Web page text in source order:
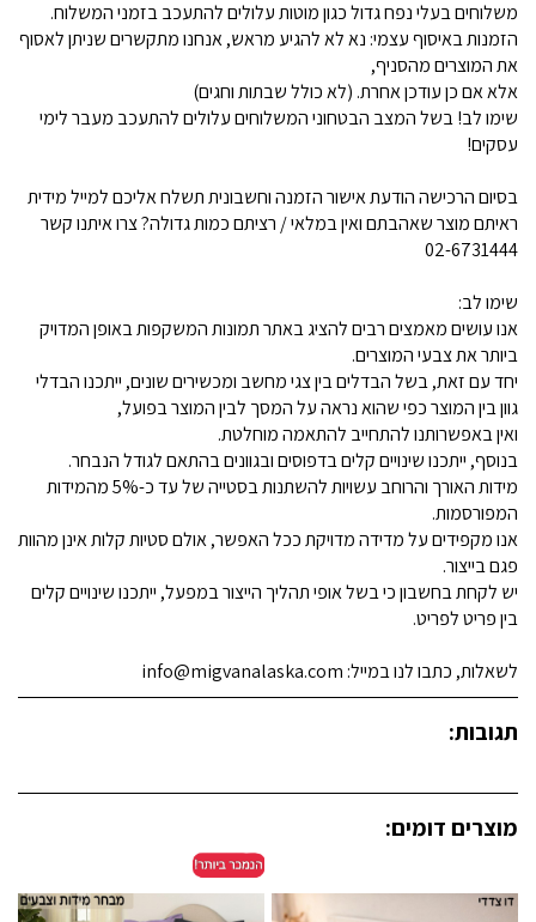
משלוחים בעלי נפח גדול כגון מוטות עלולים להתעכב בזמני המשלוח.
הזמנות באיסוף עצמי: נא לא להגיע מראש, אנחנו מתקשרים שניתן לאסוף
את המוצרים מהסניף,
אלא אם כן עודכן אחרת. (לא כולל שבתות וחגים)
שימו לב! בשל המצב הבטחוני המשלוחים עלולים להתעכב מעבר לימי
עסקים!
בסיום הרכישה הודעת אישור הזמנה וחשבונית תשלח אליכם למייל מידית
ראיתם מוצר שאהבתם ואין במלאי / רציתם כמות גדולה? צרו איתנו קשר
02-6731444
שימו לב:
אנו עושים מאמצים רבים להציג באתר תמונות המשקפות באופן המדויק
ביותר את צבעי המוצרים.
יחד עם זאת, בשל הבדלים בין צגי מחשב ומכשירים שונים, ייתכנו הבדלי
גוון בין המוצר כפי שהוא נראה על המסך לבין המוצר בפועל,
ואין באפשרותנו להתחייב להתאמה מוחלטת.
בנוסף, ייתכנו שינויים קלים בדפוסים ובגוונים בהתאם לגודל הנבחר.
מידות האורך והרוחב עשויות להשתנות בסטייה של עד כ-5% מהמידות
המפורסמות.
אנו מקפידים על מדידה מדויקת ככל האפשר, אולם סטיות קלות אינן מהוות
פגם בייצור.
יש לקחת בחשבון כי בשל אופי תהליך הייצור במפעל, ייתכנו שינויים קלים
בין פריט לפריט.
לשאלות, כתבו לנו במייל: info@migvanalaska.com
תגובות:
מוצרים דומים: